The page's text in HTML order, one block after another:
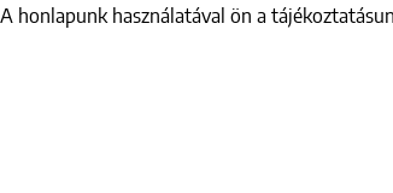
honlapunk használatával ön a